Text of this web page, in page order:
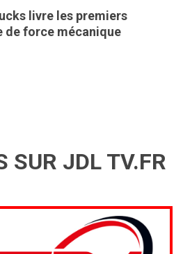
livre les premiers
de force mécanique
SUR JDL TV.FR